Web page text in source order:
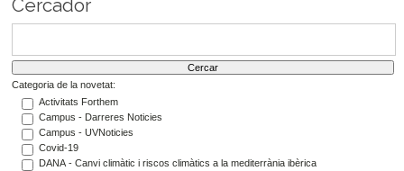
Cercador
Categoria de la novetat:
Activitats Forthem
Campus - Darreres Noticies
Campus - UVNoticies
Covid-19
DANA - Canvi climàtic i riscos climàtics a la mediterrània ibèrica